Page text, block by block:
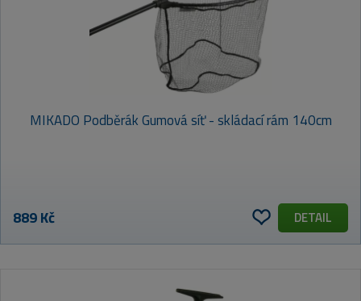
MIKADO Podběrák Gumová síť - skládací rám 140cm
889 Kč DETAIL